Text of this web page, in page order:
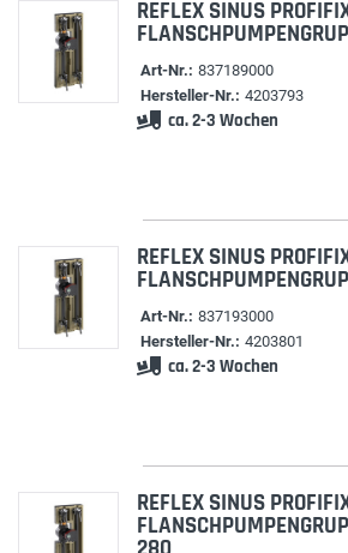
REFLEX SINUS
Art-Nr.: 837189000
Hersteller-Nr.: 4203793
ca. 2-3 Wochen
REFLEX SINUS
Art-Nr.: 837193000
Hersteller-Nr.: 4203801
ca. 2-3 Wochen
REFLEX SINUS